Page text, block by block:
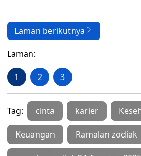
Laman berikutnya
Laman:
1 2 3
Tag: cinta karier
Keuangan Ramalan zodiak